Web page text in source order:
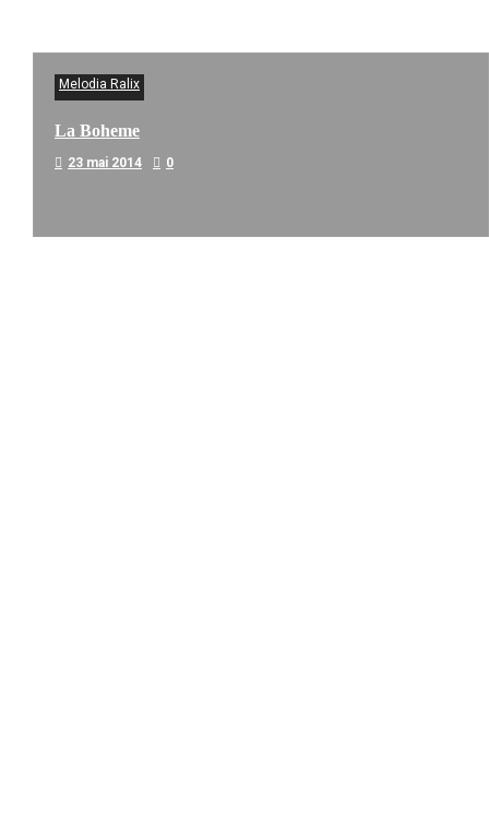
Melodia Ralix
La Boheme
23 mai 2014 0